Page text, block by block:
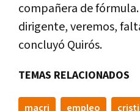
compañera de
dirigente, veremos,
concluyó Quirós.
TEMAS RELACIONADOS
macri empleo